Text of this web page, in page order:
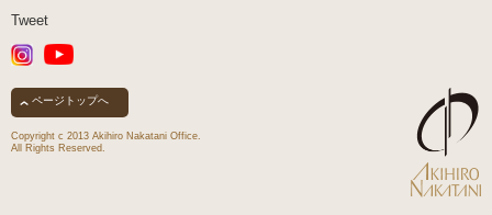
Tweet
ページトップへ
Copyright c 2013 Akihiro Nakatani Office.
All Rights Reserved.